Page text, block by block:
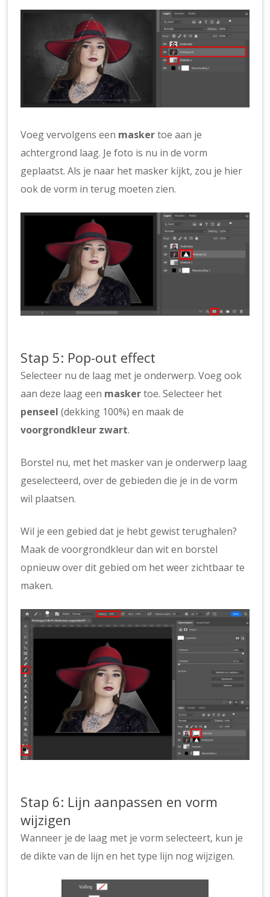
Voeg vervolgens een maskertoe aan je
achtergrond laag. Je foto is nu in de vorm
geplaatst. Als je naar het masker kijkt, zou je hier
ook de vorm in terug moeten zien.
Stap 5: Pop-out effect
Selecteer nu de laag met je onderwerp. Voeg ook
aan deze laag een maskertoe. Selecteer het
penseel (dekking 100%) en maak de
voorgrondkleur zwart.
Borstel nu, met het masker van je onderwerp laag
geselecteerd, over de gebieden die je in de vorm
wil plaatsen.
Wil je een gebied dat je hebt gewist terughalen?
Maak de voorgrondkleur dan wit en borstel
opnieuw over dit gebied om het weer zichtbaar te
maken.
Stap 6: Lijn aanpassen en vorm
wijzigen
Wanneer je de laag met je vorm selecteert, kun je
de dikte van de lijn en het type lijn nog wijzigen.